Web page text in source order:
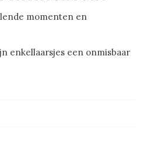
momenten en
enkellaarsjes een onmisbaar